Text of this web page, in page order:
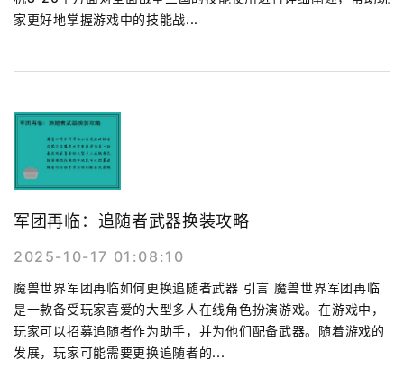
家更好地掌握游戏中的技能战...
军团再临：追随者武器换装攻略
2025-10-17 01:08:10
魔兽世界军团再临如何更换追随者武器 引言 魔兽世界军团再临
是一款备受玩家喜爱的大型多人在线角色扮演游戏。在游戏中，
玩家可以招募追随者作为助手，并为他们配备武器。随着游戏的
发展，玩家可能需要更换追随者的...